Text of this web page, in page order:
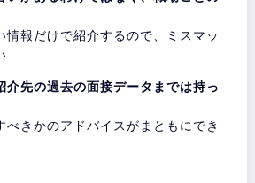
報だけで紹介するので、ミスマッ
介先の過去の面接データまでは持っ
きかのアドバイスがまともにでき